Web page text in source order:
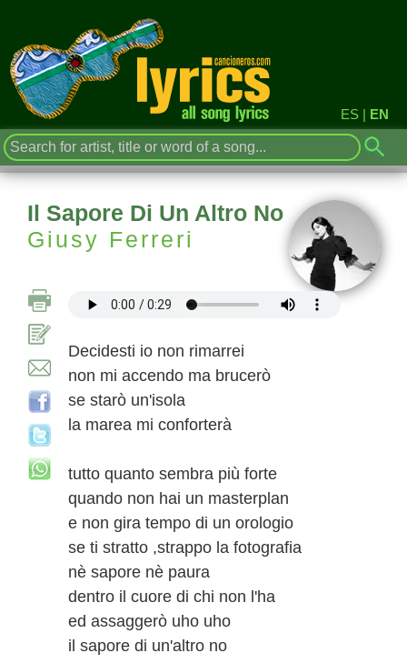
ES | EN
Il Sapore Di Un Altro No
Giusy Ferreri
Decidesti io non rimarrei
non mi accendo ma brucerò
se starò un'isola
la marea mi conforterà
tutto quanto sembra più forte
quando non hai un masterplan
e non gira tempo di un orologio
se ti stratto ,strappo la fotografia
nè sapore nè paura
dentro il cuore di chi non l'ha
ed assaggerò uho uho
il sapore di un'altro no